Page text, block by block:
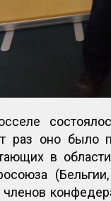
раз оно было
в